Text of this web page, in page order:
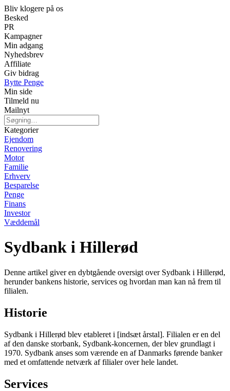
Bliv klogere på os
Besked
PR
Kampagner
Min adgang
Nyhedsbrev
Affiliate
Giv bidrag
Bytte Penge
Min side
Tilmeld nu
Mailnyt
Kategorier
Ejendom
Renovering
Motor
Familie
Erhverv
Besparelse
Penge
Finans
Investor
Væddemål
Sydbank i Hillerød
Denne artikel giver en dybtgående oversigt over Sydbank i Hillerød,
herunder bankens historie, services og hvordan man kan nå frem til
filialen.
Historie
Sydbank i Hillerød blev etableret i [indsæt årstal]. Filialen er en del
af den danske storbank, Sydbank-koncernen, der blev grundlagt i
1970. Sydbank anses som værende en af Danmarks førende banker
med et omfattende netværk af filialer over hele landet.
Services